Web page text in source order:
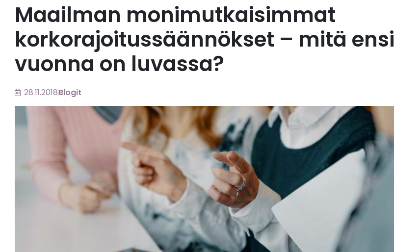
Maailman monimutkaisimmat
korkorajoitussäännökset – mitä ensi
vuonna on luvassa?
28.11.2018Blogit